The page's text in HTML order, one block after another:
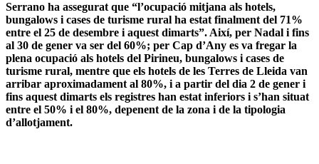
Serrano ha assegurat que “l’ocupació mitjana als hotels,
bungalows i cases de turisme rural ha estat finalment del 71%
entre el 25 de desembre i aquest dimarts”. Així, per Nadal i fins
al 30 de gener va ser del 60%; per Cap d’Any es va fregar la
plena ocupació als hotels del Pirineu, bungalows i cases de
turisme rural, mentre que els hotels de les Terres de Lleida van
arribar aproximadament al 80%, i a partir del dia 2 de gener i
fins aquest dimarts els registres han estat inferiors i s’han situat
entre el 50% i el 80%, depenent de la zona i de la tipologia
d’allotjament.